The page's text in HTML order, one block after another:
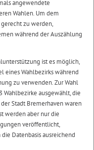
angewendete
Wahlen. Um dem
zu werden,
während der Auszählung
ist es möglich,
eines Wahlbezirks während
zu verwenden. Zur Wahl
Wahlbezirke ausgewählt, die
Stadt Bremerhaven waren
werden aber nur die
veröffentlicht,
Datenbasis ausreichend